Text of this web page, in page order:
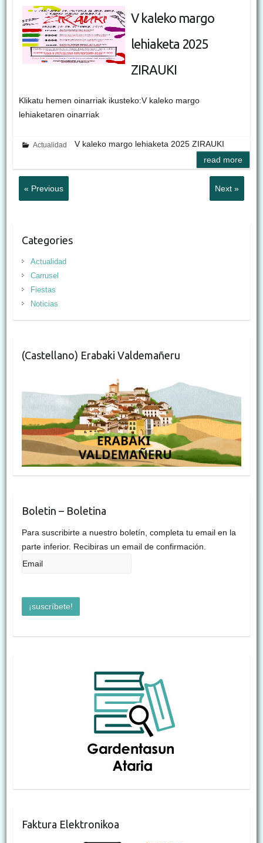
V kaleko margo
lehiaketa 2025
ZIRAUKI
Klikatu hemen oinarriak ikusteko:V kaleko margo
lehiaketaren oinarriak
Actualidad
V kaleko margo lehiaketa 2025 ZIRAUKI
read more
« Previous Next »
Categories
Actualidad
Carrusel
Fiestas
Noticias
(Castellano) Erabaki Valdemañeru
Boletin – Boletina
Para suscribirte a nuestro boletín, completa tu email en la
parte inferior. Recibiras un email de confirmación.
Faktura Elektronikoa